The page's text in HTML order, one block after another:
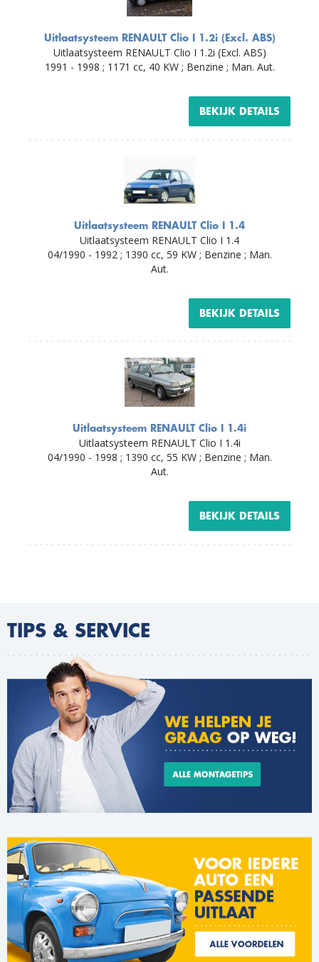
Uitlaatsysteem RENAULT Clio I 1.2i (Excl. ABS)
Uitlaatsysteem RENAULT Clio I 1.2i (Excl. ABS)
1991 - 1998 ; 1171 cc, 40 KW ; Benzine ; Man. Aut.
BEKIJK DETAILS
Uitlaatsysteem RENAULT Clio I 1.4
Uitlaatsysteem RENAULT Clio I 1.4
04/1990 - 1992 ; 1390 cc, 59 KW ; Benzine ; Man.
Aut.
BEKIJK DETAILS
Uitlaatsysteem RENAULT Clio I 1.4i
Uitlaatsysteem RENAULT Clio I 1.4i
04/1990 - 1998 ; 1390 cc, 55 KW ; Benzine ; Man.
Aut.
BEKIJK DETAILS
TIPS & SERVICE